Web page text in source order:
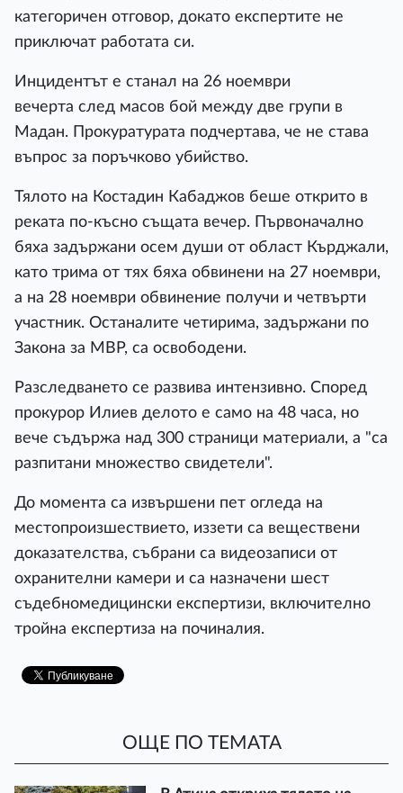
категоричен отговор, докато експертите не
приключат работата си.
Инцидентът е станал на 26 ноември
вечерта след масов бой между две групи в
Мадан. Прокуратурата подчертава, че не става
въпрос за поръчково убийство.
Тялото на Костадин Кабаджов беше открито в
реката по-късно същата вечер. Първоначално
бяха задържани осем души от област Кърджали,
като трима от тях бяха обвинени на 27 ноември,
а на 28 ноември обвинение получи и четвърти
участник. Останалите четирима, задържани по
Закона за МВР, са освободени.
Разследването се развива интензивно. Според
прокурор Илиев делото е само на 48 часа, но
вече съдържа над 300 страници материали, а "са
разпитани множество свидетели".
До момента са извършени пет огледа на
местопроизшествието, иззети са веществени
доказателства, събрани са видеозаписи от
охранителни камери и са назначени шест
съдебномедицински експертизи, включително
тройна експертиза на починалия.
ОЩЕ ПО ТЕМАТА